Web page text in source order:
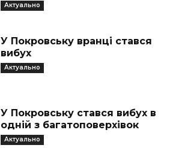
Актуально
У Покровську вранці стався
вибух
Актуально
У Покровську стався вибух в
одній з багатоповерхівок
Актуально